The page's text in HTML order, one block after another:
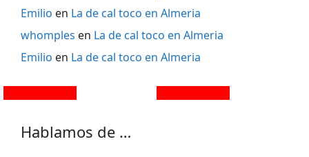
Emilio en La de cal toco en Almeria
whomples en La de cal toco en Almeria
Emilio en La de cal toco en Almeria
Hablamos de …